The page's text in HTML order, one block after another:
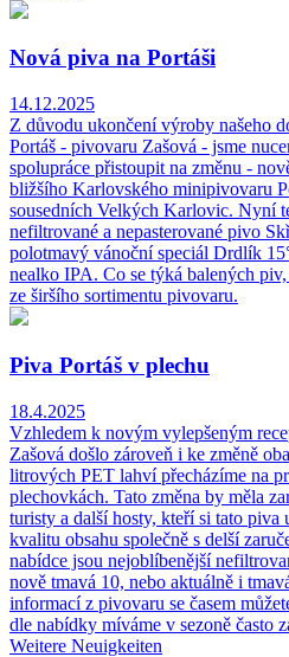
Nová piva na Portáši
14.12.2025
Z důvodu ukončení výroby našeho
Portáš - pivovaru Zašová - jsme
spolupráce přistoupit na změnu -
bližšího Karlovského minipivovaru
sousedních Velkých Karlovic. Nyní
nefiltrované a nepasterované pivo
polotmavý vánoční speciál Drdlík
nealko IPA. Co se týká balených
ze širšího sortimentu pivovaru.
Piva Portáš v plechu
18.4.2025
Vzhledem k novým vylepšeným
Zašová došlo zároveň i ke změně
litrových PET lahví přecházíme na
plechovkách. Tato změna by měla
turisty a další hosty, kteří si tato piva
kvalitu obsahu společně s delší
nabídce jsou nejoblíbenější
nově tmavá 10, nebo aktuálně i
informací z pivovaru se časem
dle nabídky míváme v sezoně často
Weitere Neuigkeiten